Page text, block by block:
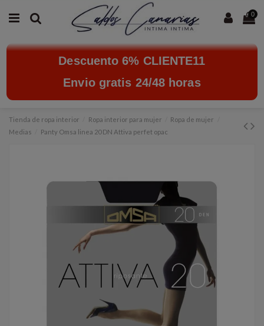
0
Descuento 6% CLIENTE11
Envio gratis 24/48 horas
Tienda de ropa interior Ropa interior para mujer
Ropa de mujer
Medias
Panty Omsa linea 20 DN Attiva perfet opac